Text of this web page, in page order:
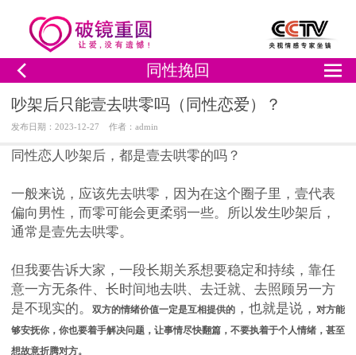
同性挽回
吵架后只能壹去哄零吗（同性恋爱）？
发布日期：2023-12-27 作者：admin
同性恋人吵架后，都是壹去哄零的吗？
一般来说，应该先去哄零，因为在这个圈子里，壹代表
偏向男性，而零可能会更柔弱一些。所以发生吵架后，
通常是壹先去哄零。
但我要告诉大家，一段长期关系想要稳定和持续，靠任
意一方无条件、长时间地去哄、去迁就、去照顾另一方
是不现实的。
双方的情绪价值一定是互相提供的，也就是说， 对方能
够安抚你，你也要着手解决问题，让事情尽快翻篇，不要执着于个人情绪，甚至
想故意折腾对方。